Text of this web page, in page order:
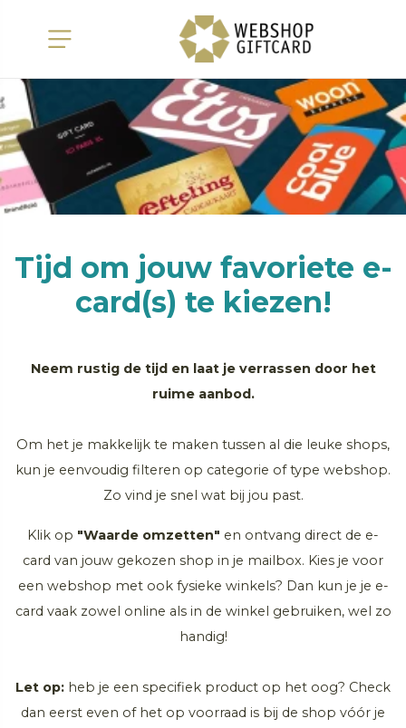
Tijd om jouw favoriete e-
card(s) te kiezen!
Neem rustig de tijd en laat je verrassen door het
ruime aanbod.
Om het je makkelijk te maken tussen al die leuke shops,
kun je eenvoudig filteren op categorie of type webshop.
Zo vind je snel wat bij jou past.
Klik op "Waarde omzetten" en ontvang direct de e-
card van jouw gekozen shop in je mailbox. Kies je voor
een webshop met ook fysieke winkels? Dan kun je je e-
card vaak zowel online als in de winkel gebruiken, wel zo
handig!
Let op: heb je een specifiek product op het oog? Check
dan eerst even of het op voorraad is bij de shop vóór je